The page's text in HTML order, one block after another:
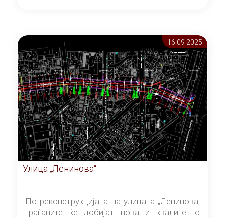
16.09 2025
Улица „Ленинова“
По реконструкцијата на улицата „Ленинова,
граѓаните ќе добијат нова и квалитетно